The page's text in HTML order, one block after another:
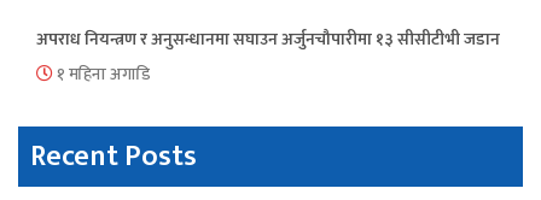
अपराध नियन्त्रण र अनुसन्धानमा सघाउन अर्जुनचौपारीमा १३ सीसीटीभी जडान
१ महिना अगाडि
Recent Posts